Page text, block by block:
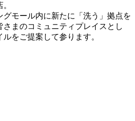
モール内に新たに「洗う」拠点を
まのコミュニティプレイスとし
をご提案して参ります。